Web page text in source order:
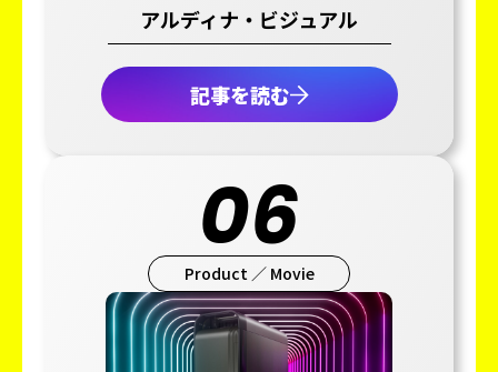
アルディナ・ビジュアル
記事を読む
06
Product ／ Movie